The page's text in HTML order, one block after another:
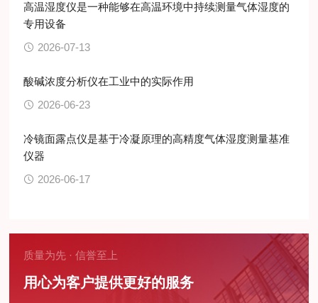
高温湿度仪是一种能够在高温环境中持续测量气体湿度的
专用设备
2026-07-13
酸碱浓度分析仪在工业中的实际作用
2026-06-23
冷镜面露点仪是基于冷凝原理的高精度气体湿度测量基准
仪器
2026-06-17
质量为先 · 信誉至上
用心为客户提供更好的服务